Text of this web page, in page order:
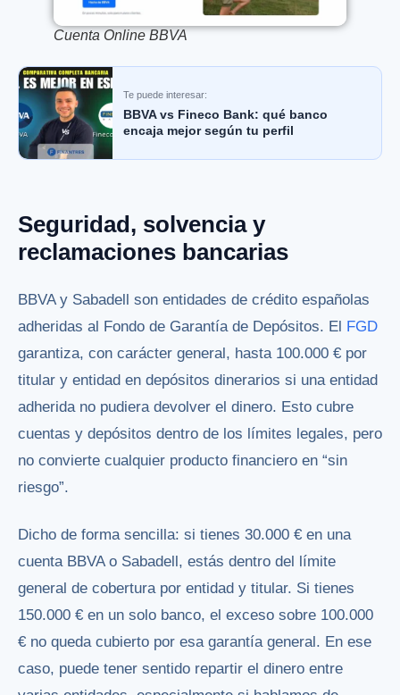
Cuenta Online BBVA
Te puede interesar:
BBVA vs Fineco Bank: qué banco
encaja mejor según tu perfil
Seguridad, solvencia y
reclamaciones bancarias
BBVA y Sabadell son entidades de crédito españolas
adheridas al Fondo de Garantía de Depósitos. El
FGD
garantiza, con carácter general, hasta 100.000 € por
titular y entidad en depósitos dinerarios si una entidad
adherida no pudiera devolver el dinero. Esto cubre
cuentas y depósitos dentro de los límites legales, pero
no convierte cualquier producto financiero en “sin
riesgo”.
Dicho de forma sencilla: si tienes 30.000 € en una
cuenta BBVA o Sabadell, estás dentro del límite
general de cobertura por entidad y titular. Si tienes
150.000 € en un solo banco, el exceso sobre 100.000
€ no queda cubierto por esa garantía general. En ese
caso, puede tener sentido repartir el dinero entre